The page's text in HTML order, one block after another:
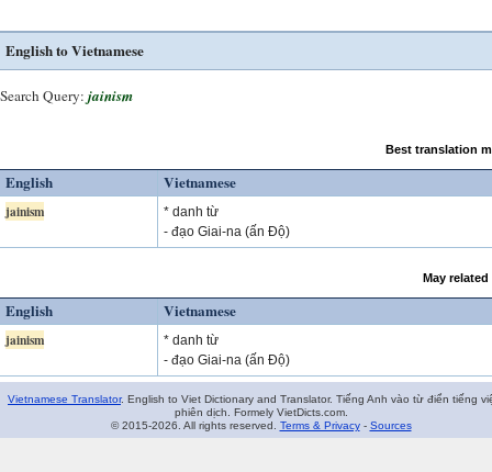
English to Vietnamese
Search Query: jainism
Best translation
English Vietnamese
jainism
* danh từ
- đạo Giai-na (ấn Độ)
May
English Vietnamese
jainism
* danh từ
- đạo Giai-na (ấn Độ)
Vietnamese Translator. English to Viet Dictionary and Translator. Tiếng Anh vào từ điển tiếng
phiên dịch. Formely VietDicts.com.
© 2015-2026. All rights reserved. Terms & Privacy- Sources